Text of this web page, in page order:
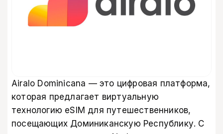
Airalo Dominicana — это цифровая платформа,
которая предлагает виртуальную
технологию eSIM для путешественников,
посещающих Доминиканскую Республику. С